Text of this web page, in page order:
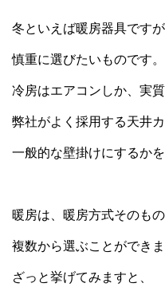
冬といえば暖房器具です
慎重に選びたいものです。
冷房はエアコンしか、実
弊社がよく採用する天井
一般的な壁掛けにするか
暖房は、暖房方式そのもの
複数から選ぶことができ
ざっと挙げてみますと、